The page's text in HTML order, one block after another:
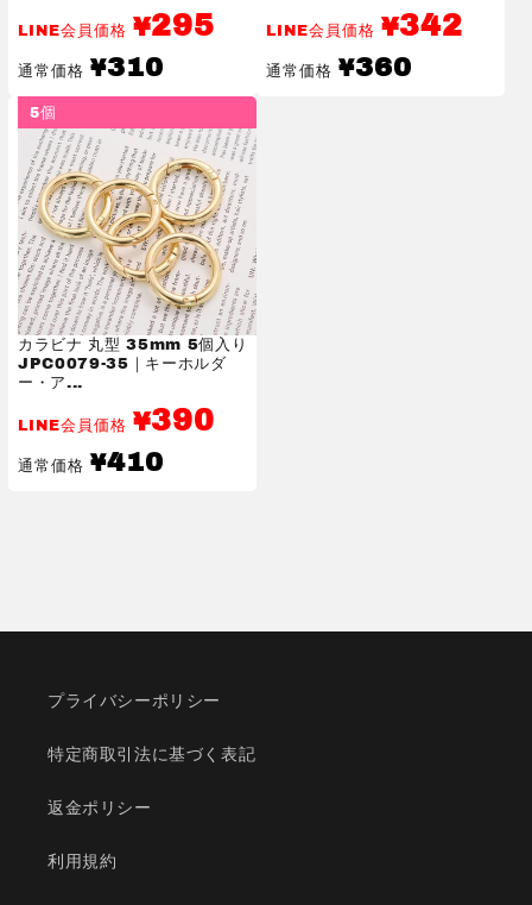
LINE会員価格 ¥295
通常価格
通
常
価
¥310
LINE会員価格 ¥342
通常価格
通
常
¥360
5個
カラビナ 丸型 35mm 5個入り
JPC0079-35｜キーホルダ
ー・ア...
LINE会員価格 ¥390
通常価格
通
常
¥410
プライバシーポリシー
特定商取引法に基づく表記
返金ポリシー
利用規約